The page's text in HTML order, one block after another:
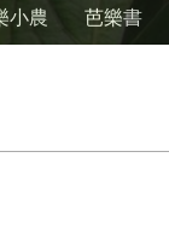
小農 芭樂書